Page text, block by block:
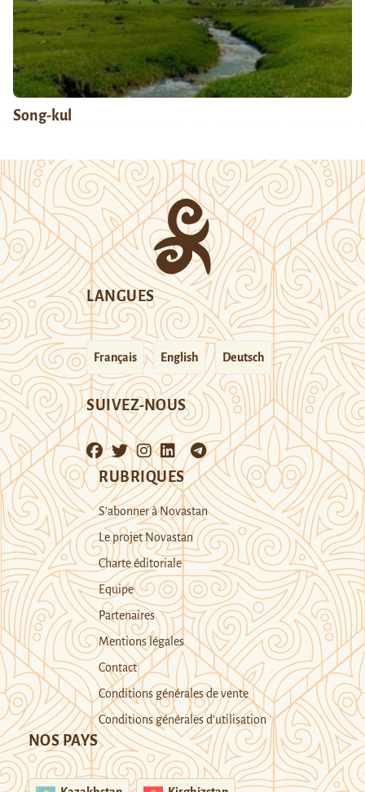
Song-kul
LANGUES
Français English Deutsch
SUIVEZ-NOUS
RUBRIQUES
S’abonner à Novastan
Le projet Novastan
Charte éditoriale
Equipe
Partenaires
Mentions légales
Contact
Conditions générales de vente
Conditions générales d’utilisation
NOS PAYS